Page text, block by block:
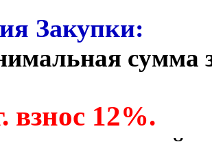
Закупки:
сумма
взнос 12%.